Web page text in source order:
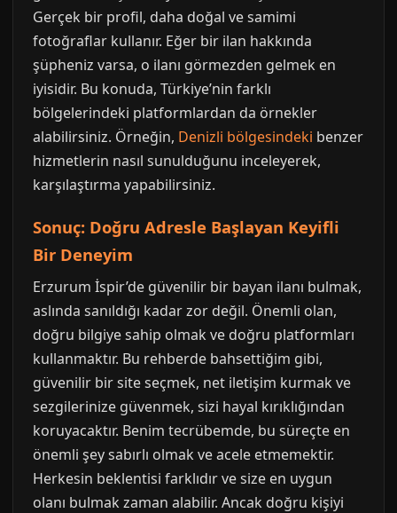
Gerçek bir profil, daha doğal ve samimi
fotoğraflar kullanır. Eğer bir ilan hakkında
şüpheniz varsa, o ilanı görmezden gelmek en
iyisidir. Bu konuda, Türkiye’nin farklı
bölgelerindeki platformlardan da örnekler
alabilirsiniz. Örneğin, Denizli bölgesindeki benzer
hizmetlerin nasıl sunulduğunu inceleyerek,
karşılaştırma yapabilirsiniz.
Sonuç: Doğru Adresle Başlayan Keyifli
Bir Deneyim
Erzurum İspir’de güvenilir bir bayan ilanı bulmak,
aslında sanıldığı kadar zor değil. Önemli olan,
doğru bilgiye sahip olmak ve doğru platformları
kullanmaktır. Bu rehberde bahsettiğim gibi,
güvenilir bir site seçmek, net iletişim kurmak ve
sezgilerinize güvenmek, sizi hayal kırıklığından
koruyacaktır. Benim tecrübemde, bu süreçte en
önemli şey sabırlı olmak ve acele etmemektir.
Herkesin beklentisi farklıdır ve size en uygun
olanı bulmak zaman alabilir. Ancak doğru kişiyi